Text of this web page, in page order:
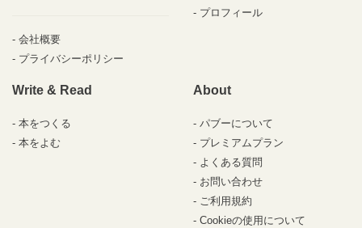
会社概要
プライバシーポリシー
プロフィール
Write & Read
本をつくる
本をよむ
About
パブーについて
プレミアムプラン
よくある質問
お問い合わせ
ご利用規約
Cookieの使用について